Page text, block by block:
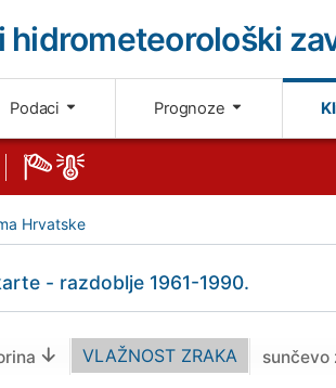
hidrometeorološki
Podaci Prognoze
Hrvatske
- razdoblje 1961-1990.
VLAŽNOST ZRAKA sunčevo